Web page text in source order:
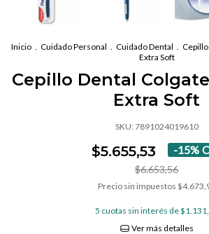
Inicio . Cuidado Personal . Cuidado Dental .
Extra Soft
Cepillo Dental
Extra Soft
SKU: 7891024019610
$5.655,53 -15%
$6.653,56
Precio sin impuestos
5 cuotas sin interés de
Ver más detalles